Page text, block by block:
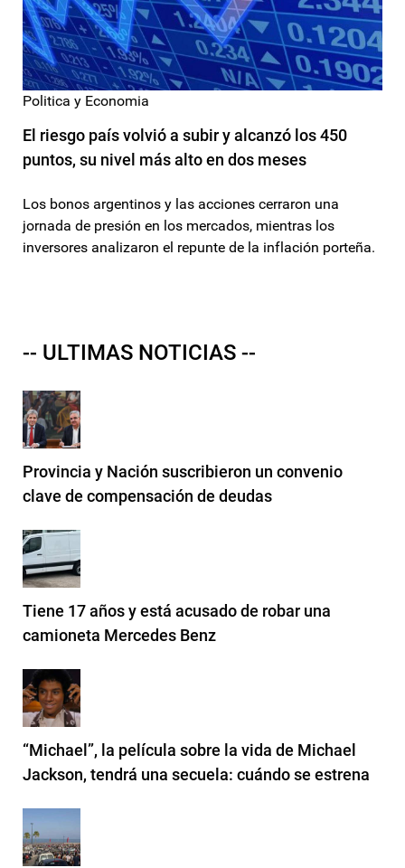
Politica y Economia
El riesgo país volvió a subir y alcanzó los 450
puntos, su nivel más alto en dos meses
Los bonos argentinos y las acciones cerraron una
jornada de presión en los mercados, mientras los
inversores analizaron el repunte de la inflación porteña.
-- ULTIMAS NOTICIAS --
Provincia y Nación suscribieron un convenio
clave de compensación de deudas
Tiene 17 años y está acusado de robar una
camioneta Mercedes Benz
“Michael”, la película sobre la vida de Michael
Jackson, tendrá una secuela: cuándo se estrena